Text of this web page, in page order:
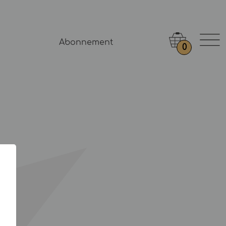
Abonnement
0